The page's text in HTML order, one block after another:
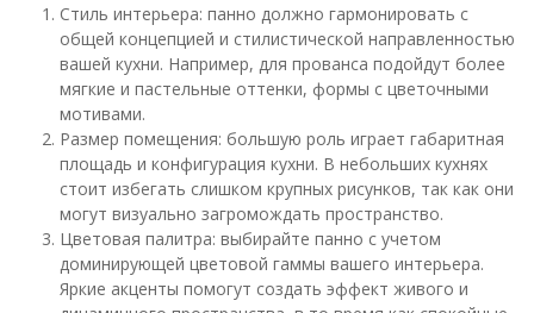
Стиль интерьера: панно должно гармонировать с
общей концепцией и стилистической направленностью
вашей кухни. Например, для прованса подойдут более
мягкие и пастельные оттенки, формы с цветочными
мотивами.
Размер помещения: большую роль играет габаритная
площадь и конфигурация кухни. В небольших кухнях
стоит избегать слишком крупных рисунков, так как они
могут визуально загромождать пространство.
Цветовая палитра: выбирайте панно с учетом
доминирующей цветовой гаммы вашего интерьера.
Яркие акценты помогут создать эффект живого и